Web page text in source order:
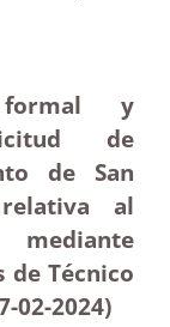
formal y
de
de San
al
mediante
de Técnico
02-2024)